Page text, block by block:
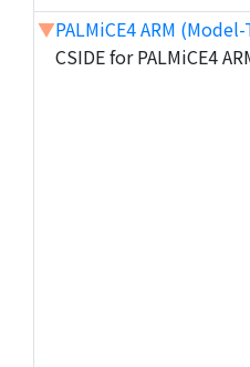
▼PALMiCE4 ARM
CSIDE for PALMiCE4